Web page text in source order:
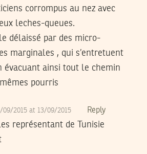
corrompus au nez avec
leches-queues.
délaissé par des micro-
marginales , qui s’entretuent
évacuant ainsi tout le chemin
pourris
09/2015 at 13/09/2015 Reply
représentant de Tunisie